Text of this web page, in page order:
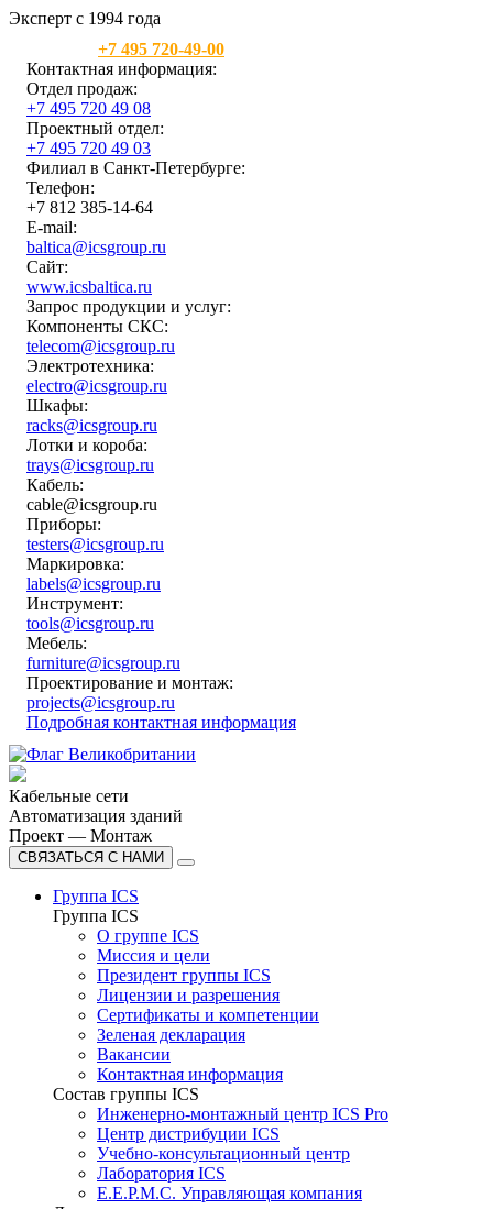
Эксперт с 1994 года
+7 495 720-49-00
Контактная информация:
Отдел продаж:
+7 495 720 49 08
Проектный отдел:
+7 495 720 49 03
Филиал в Санкт-Петербурге:
Телефон:
+7 812 385-14-64
E-mail:
baltica@icsgroup.ru
Сайт:
www.icsbaltica.ru
Запрос продукции и услуг:
Компоненты СКС:
telecom@icsgroup.ru
Электротехника:
electro@icsgroup.ru
Шкафы:
racks@icsgroup.ru
Лотки и короба:
trays@icsgroup.ru
Кабель:
cable@icsgroup.ru
Приборы:
testers@icsgroup.ru
Маркировка:
labels@icsgroup.ru
Инструмент:
tools@icsgroup.ru
Мебель:
furniture@icsgroup.ru
Проектирование и монтаж:
projects@icsgroup.ru
Подробная контактная информация
Кабельные сети
Автоматизация зданий
Проект — Монтаж
СВЯЗАТЬСЯ С НАМИ
Группа ICS
Группа ICS
О группе ICS
Миссия и цели
Президент группы ICS
Лицензии и разрешения
Сертификаты и компетенции
Зеленая декларация
Вакансии
Контактная информация
Состав группы ICS
Инженерно-монтажный центр ICS Pro
Центр дистрибуции ICS
Учебно-консультационный центр
Лаборатория ICS
E.E.P.M.C. Управляющая компания